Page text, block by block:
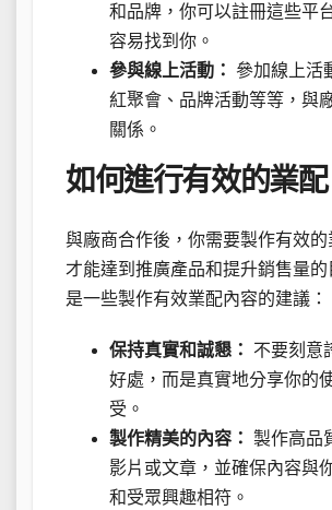
和品牌，你可以註冊這些平
容易找到你。
參與線上活動： 參加線上活
紅聚會、品牌活動等等，與
關係。
如何進行有效的業配
與廠商合作後，你需要製作有效的
才能達到推廣產品和提升銷售量
是一些製作有效業配內容的建議：
保持真實和誠懇：
不要刻意
好處，而是真實地分享你的
受。
製作精美的內容： 製作高品
影片或文章，並確保內容與
和受眾興趣相符。